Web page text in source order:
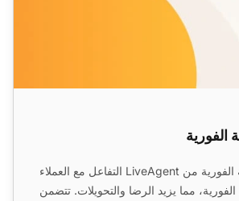
الفورية
تعزز أداة الدردشة الفورية من LiveAgent التفاعل مع العملاء
مما يزيد الرضا والتحويلات. تتضمن